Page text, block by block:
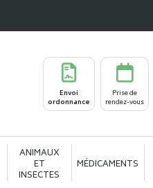
Envoi
ordonnance
Prise de
rendez-vous
ANIMAUX
ET
INSECTES
MÉDICAMENTS